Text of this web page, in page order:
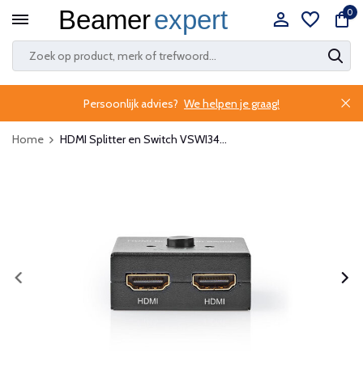
0
Persoonlijk advies? We helpen je graag!
Home HDMI Splitter en Switch VSWI34...